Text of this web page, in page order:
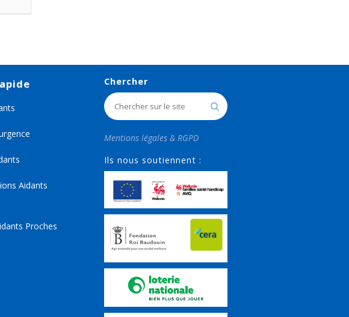
Aidants
Proches
Chercher
Mentions légales & RGPD
Ils nous soutiennent :